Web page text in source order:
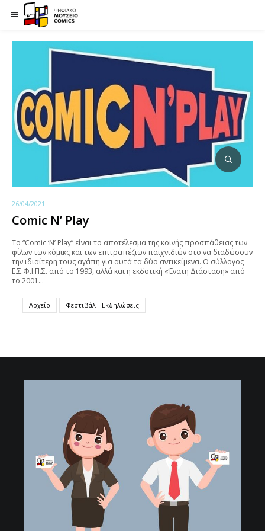
26/04/2021
Comic N’ Play
Το “Comic ‘N’ Play” είναι το αποτέλεσμα της κοινής προσπάθειας των
φίλων των κόμικς και των επιτραπέζιων παιχνιδιών στο να διαδώσουν
την ιδιαίτερη τους αγάπη για αυτά τα δύο αντικείμενα. Ο σύλλογος
Ε.Σ.Φ.Ι.Π.Σ. από το 1993, αλλά και η εκδοτική «Ένατη Διάσταση» από
το 2001…
Αρχείο Φεστιβάλ - Εκδηλώσεις